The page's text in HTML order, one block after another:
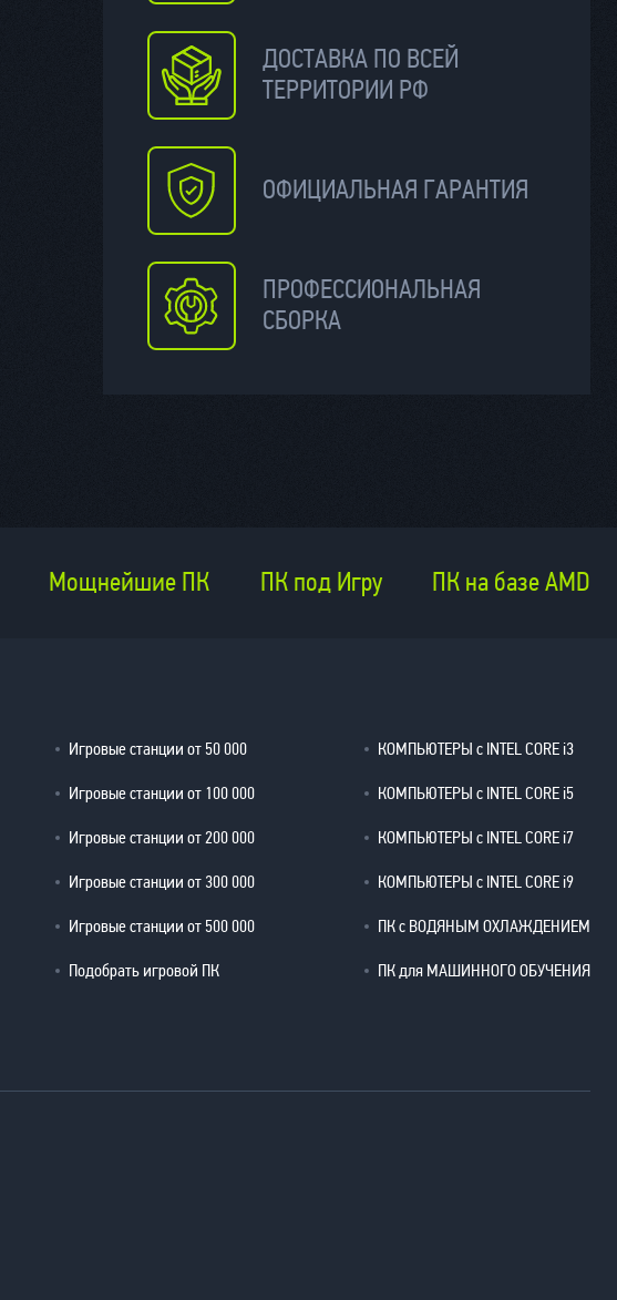
ДОСТАВКА ПО ВСЕЙ
ТЕРРИТОРИИ РФ
ОФИЦИАЛЬНАЯ ГАРАНТИЯ
ПРОФЕССИОНАЛЬНАЯ
СБОРКА
Мощнейшие ПК ПК под Игру ПК на базе AMD
Игровые станции от 50 000
Игровые станции от 100 000
Игровые станции от 200 000
Игровые станции от 300 000
Игровые станции от 500 000
Подобрать игровой ПК
КОМПЬЮТЕРЫ с INTEL CORE i3
КОМПЬЮТЕРЫ с INTEL CORE i5
КОМПЬЮТЕРЫ с INTEL CORE i7
КОМПЬЮТЕРЫ с INTEL CORE i9
ПК с ВОДЯНЫМ ОХЛАЖДЕНИЕМ
ПК для МАШИННОГО ОБУЧЕНИЯ